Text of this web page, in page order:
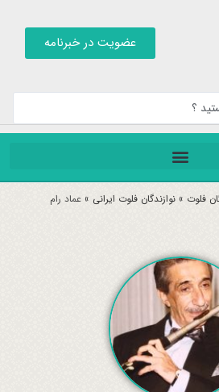
عضویت در خبرنامه
فلوت »نوازندگان فلوت ایرانی »عماد رام